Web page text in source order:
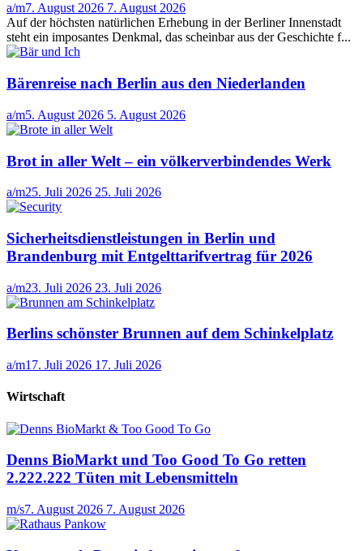
a/m7. August 2026 7. August 2026
Auf der höchsten natürlichen Erhebung in der Berliner Innenstadt
steht ein imposantes Denkmal, das scheinbar aus der Geschichte f...
Bärenreise nach Berlin aus den Niederlanden
a/m5. August 2026 5. August 2026
Brot in aller Welt – ein völkerverbindendes Werk
a/m25. Juli 2026 25. Juli 2026
Sicherheitsdienstleistungen in Berlin und
Brandenburg mit Entgelttarifvertrag für 2026
a/m23. Juli 2026 23. Juli 2026
Berlins schönster Brunnen auf dem Schinkelplatz
a/m17. Juli 2026 17. Juli 2026
Wirtschaft
Denns BioMarkt und Too Good To Go retten
2.222.222 Tüten mit Lebensmitteln
m/s7. August 2026 7. August 2026